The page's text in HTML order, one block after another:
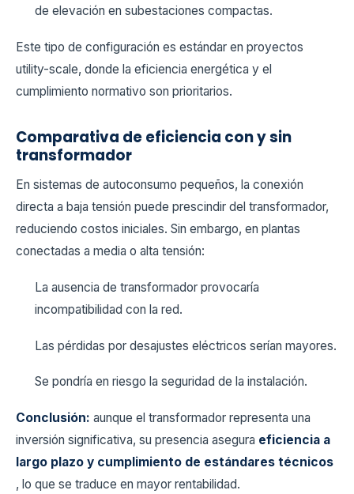
de elevación en subestaciones compactas.
Este tipo de configuración es estándar en proyectos
utility-scale, donde la eficiencia energética y el
cumplimiento normativo son prioritarios.
Comparativa de eficiencia con y sin
transformador
En sistemas de autoconsumo pequeños, la conexión
directa a baja tensión puede prescindir del transformador,
reduciendo costos iniciales. Sin embargo, en plantas
conectadas a media o alta tensión:
La ausencia de transformador provocaría
incompatibilidad con la red.
Las pérdidas por desajustes eléctricos serían mayores.
Se pondría en riesgo la seguridad de la instalación.
Conclusión: aunque el transformador representa una
inversión significativa, su presencia asegura eficiencia a
largo plazo y cumplimiento de estándares técnicos
, lo que se traduce en mayor rentabilidad.